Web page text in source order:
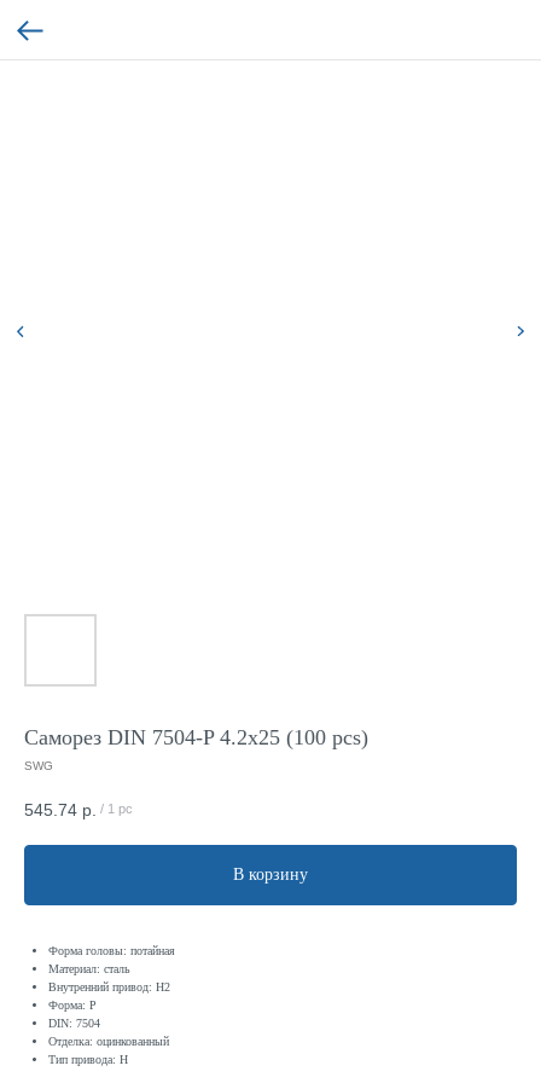
Саморез DIN 7504-P 4.2x25 (100 pcs)
SWG
545.74 р. / 1 pc
В корзину
Форма головы: потайная
Материал: сталь
Внутренний привод: H2
Форма: P
DIN: 7504
Отделка: оцинкованный
Тип привода: H